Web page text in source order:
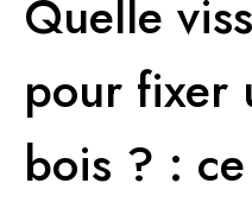
Quelle
pour fixer
bois ? :